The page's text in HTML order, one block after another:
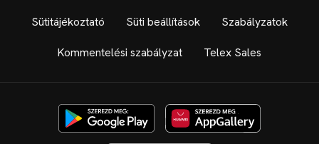
Sütitájékoztató Süti beállítások Szabályzatok
Kommentelési szabályzat Telex Sales